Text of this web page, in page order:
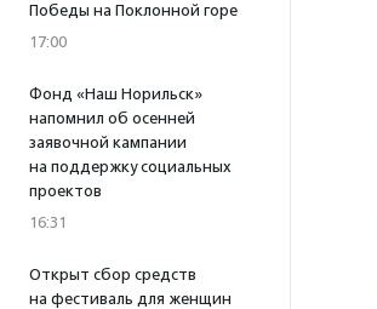
Победы на Поклонной горе
17:00
Фонд «Наш Норильск»
напомнил об осенней
заявочной кампании
на поддержку социальных
проектов
16:31
Открыт сбор средств
на фестиваль для женщин